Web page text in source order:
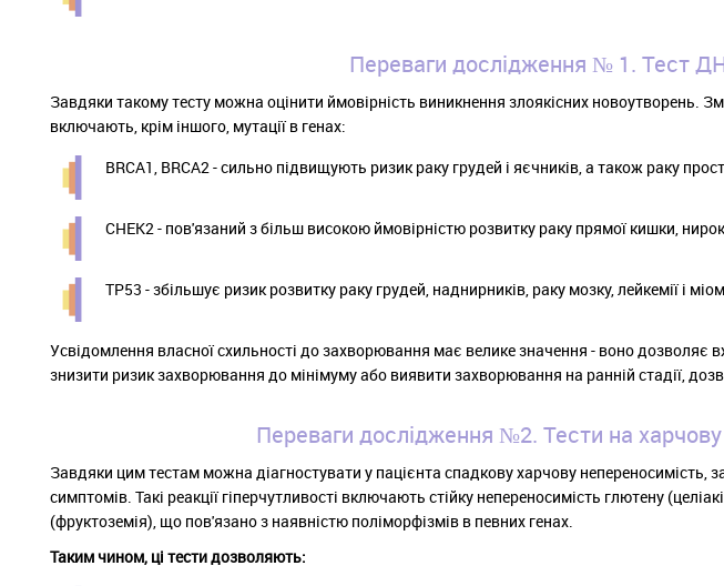
Переваги дослідження № 1. Тест
Завдяки такому тесту можна оцінити ймовірність виникнення злоякісних новоутворень.
включають, крім іншого, мутації в генах:
BRCA1, BRCA2 - сильно підвищують ризик раку грудей і яєчників, а також раку
CHEK2 - пов'язаний з більш високою ймовірністю розвитку раку прямої кишки,
TP53 - збільшує ризик розвитку раку грудей, наднирників, раку мозку, лейкемії і
Усвідомлення власної схильності до захворювання має велике значення - воно дозволяє
знизити ризик захворювання до мінімуму або виявити захворювання на ранній стадії,
Переваги дослідження №2. Тести на
Завдяки цим тестам можна діагностувати у пацієнта спадкову харчову непереносимість,
симптомів. Такі реакції гіперчутливості включають стійку непереносимість глютену
(фруктоземія), що пов'язано з наявністю поліморфізмів в певних генах.
Таким чином, ці тести дозволяють: